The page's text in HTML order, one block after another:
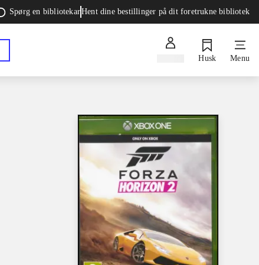
Spørg en bibliotekarHent dine bestillinger på dit foretrukne bibliotek
Husk Menu